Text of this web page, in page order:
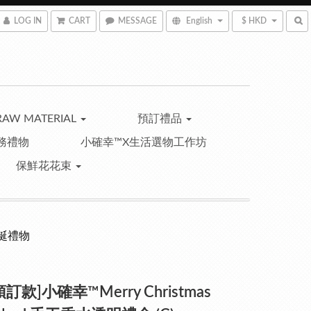
LOG IN CART MESSAGE English $ HKD
MATERIAL 預訂禮品
禮物 小確幸™X生活選物工作坊
保鮮花花束
禮物
訂款]小確幸™Merry Christmas